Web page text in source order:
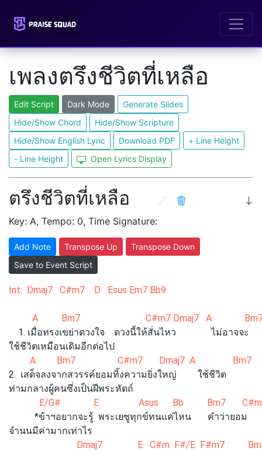
เพลงตรึงชีวิตที่เหลือ
Edit Script Dark Mode
Generate Slides
Hide/Show Chord
Hide/Show Scripture
Hide/Show English Lyric
Download PDF
+ Line Height
- Line Height
Open Lyrics Display
ตรึงชีวิตที่เหลือ
Key: A, Tempo: 0, Time Signature:
Add Note Transpose Up
Transpose Down
Save to Event Script
Int: Dmaj7 C#m7 D Esus Em7 Bb9
A Bm7 C#m7 Dmaj7 A Bm7
1. เมื่อทรงเขย่าดวงใจ ดวงนี้ให้สั่นไหว ไม่อาจจะ
ใช้ชีวิตเหมือนเดิมอีกต่อไป
A Bm7 C#m7 Dmaj7 A Bm7
2. เสด็จลงจากสวรรค์ยอมทิ้งความยิ่งใหญ่ ใช้ชีวิต
ท่ามกลางผู้คนซึ่งเป็นฝีพระหัตถ์
E/G# E Asus Bb Bm7 C#m7
*ข้าฯอยากจะรู้ พระเยซูทุกข์ทนแค่ไหน คำว่ายอม
จำนนมีค่ามากเท่าไร
Dmaj7 E C#m F#/E F#m7